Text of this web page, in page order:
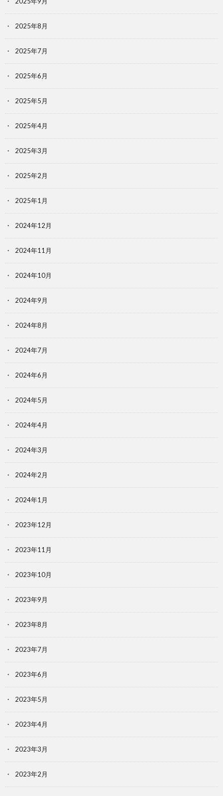
2025年8月
2025年7月
2025年6月
2025年5月
2025年4月
2025年3月
2025年2月
2025年1月
2024年12月
2024年11月
2024年10月
2024年9月
2024年8月
2024年7月
2024年6月
2024年5月
2024年4月
2024年3月
2024年2月
2024年1月
2023年12月
2023年11月
2023年10月
2023年9月
2023年8月
2023年7月
2023年6月
2023年5月
2023年4月
2023年3月
2023年2月